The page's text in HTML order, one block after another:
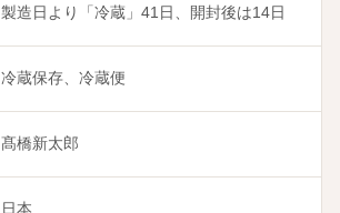
製造日より「冷蔵」41日、開封後は14日
冷蔵保存、冷蔵便
髙橋新太郎
日本